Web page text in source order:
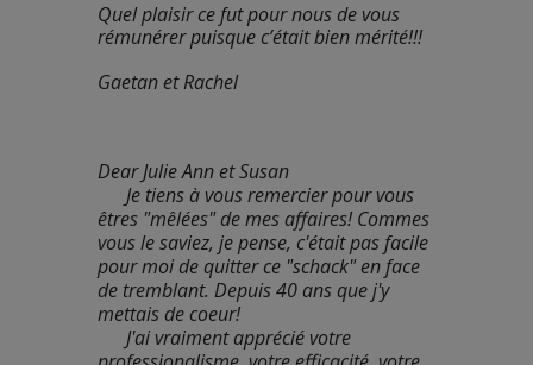
Quel plaisir ce fut pour nous de vous
rémunérer puisque c’était bien mérité!!!
Gaetan et Rachel
Dear Julie Ann et Susan
Je tiens à vous remercier pour vous
êtres "mêlées" de mes affaires! Commes
vous le saviez, je pense, c'était pas facile
pour moi de quitter ce "schack" en face
de tremblant. Depuis 40 ans que j'y
mettais de coeur!
J'ai vraiment apprécié votre